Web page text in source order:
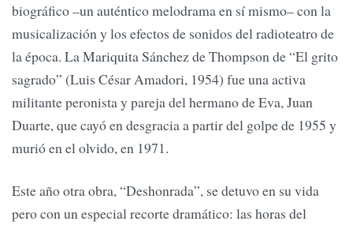
biográfico –un auténtico melodrama en sí mismo– con la
musicalización y los efectos de sonidos del radioteatro de
la época. La Mariquita Sánchez de Thompson de “El grito
sagrado” (Luis César Amadori, 1954) fue una activa
militante peronista y pareja del hermano de Eva, Juan
Duarte, que cayó en desgracia a partir del golpe de 1955 y
murió en el olvido, en 1971.
Este año otra obra, “Deshonrada”, se detuvo en su vida
pero con un especial recorte dramático: las horas del